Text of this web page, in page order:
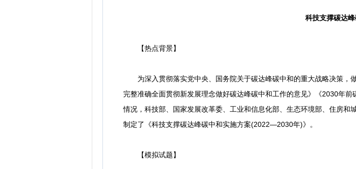
科技支撑碳达
【热点背景】
为深入贯彻落实党中央、国务院关于碳达峰碳中和的重大战略决策，
完整准确全面贯彻新发展理念做好碳达峰碳中和工作的意见》《2030年
情况，科技部、国家发展改革委、工业和信息化部、生态环境部、住房
制定了《科技支撑碳达峰碳中和实施方案(2022—2030年)》。
【模拟试题】